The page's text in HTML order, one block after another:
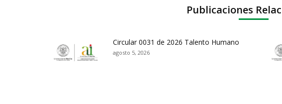
Publicaciones
Circular 0031 de 2026 Talento Humano
agosto 5, 2026